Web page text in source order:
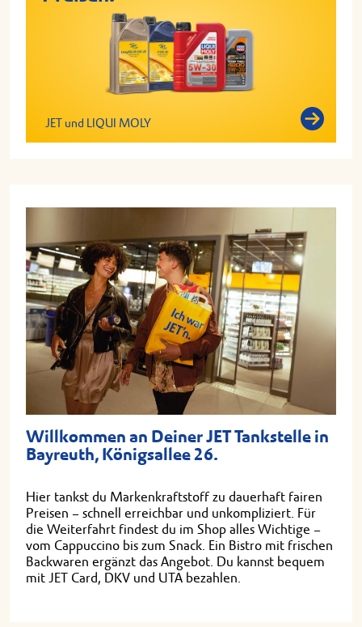
JET und LIQUI MOLY
Willkommen an Deiner JET Tankstelle in
Bayreuth, Königsallee 26.
Hier tankst du Markenkraftstoff zu dauerhaft fairen
Preisen – schnell erreichbar und unkompliziert. Für
die Weiterfahrt findest du im Shop alles Wichtige –
vom Cappuccino bis zum Snack. Ein Bistro mit frischen
Backwaren ergänzt das Angebot. Du kannst bequem
mit JET Card, DKV und UTA bezahlen.